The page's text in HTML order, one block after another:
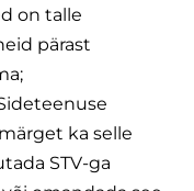
on talle
pärast
ka selle
STV-ga